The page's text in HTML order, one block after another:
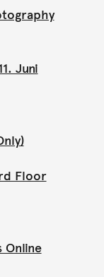
Juni
Floor
Online